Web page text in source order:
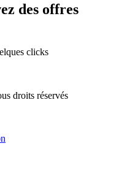
des offres
clicks
droits réservés